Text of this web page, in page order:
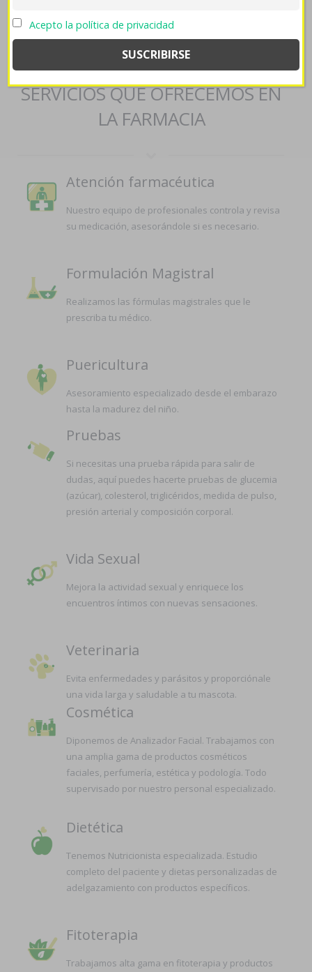
https://farmaciapilarica.es/pilaricameds-etoricoxib-
contrarembolso/->El mejor precio para viagra
SERVICIOS QUE OFRECEMOS EN
LA FARMACIA
Atención farmacéutica
Nuestro equipo de profesionales controla y revisa
su medicación, asesorándole si es necesario.
Formulación Magistral
Realizamos las fórmulas magistrales que le
prescriba tu médico.
Puericultura
Asesoramiento especializado desde el embarazo
hasta la madurez del niño.
Pruebas
Si necesitas una prueba rápida para salir de
dudas, aquí puedes hacerte pruebas de glucemia
(azúcar), colesterol, triglicéridos, medida de pulso,
presión arterial y composición corporal.
Vida Sexual
Mejora la actividad sexual y enriquece los
encuentros íntimos con nuevas sensaciones.
Veterinaria
Evita enfermedades y parásitos y proporciónale
una vida larga y saludable a tu mascota.
Cosmética
Diponemos de Analizador Facial. Trabajamos con
una amplia gama de productos cosméticos
faciales, perfumería, estética y podología. Todo
supervisado por nuestro personal especializado.
Dietética
Tenemos Nutricionista especializada. Estudio
completo del paciente y dietas personalizadas de
adelgazamiento con productos específicos.
Fitoterapia
Trabajamos alta gama en fitoterapia y productos
Acepto la política de privacidad